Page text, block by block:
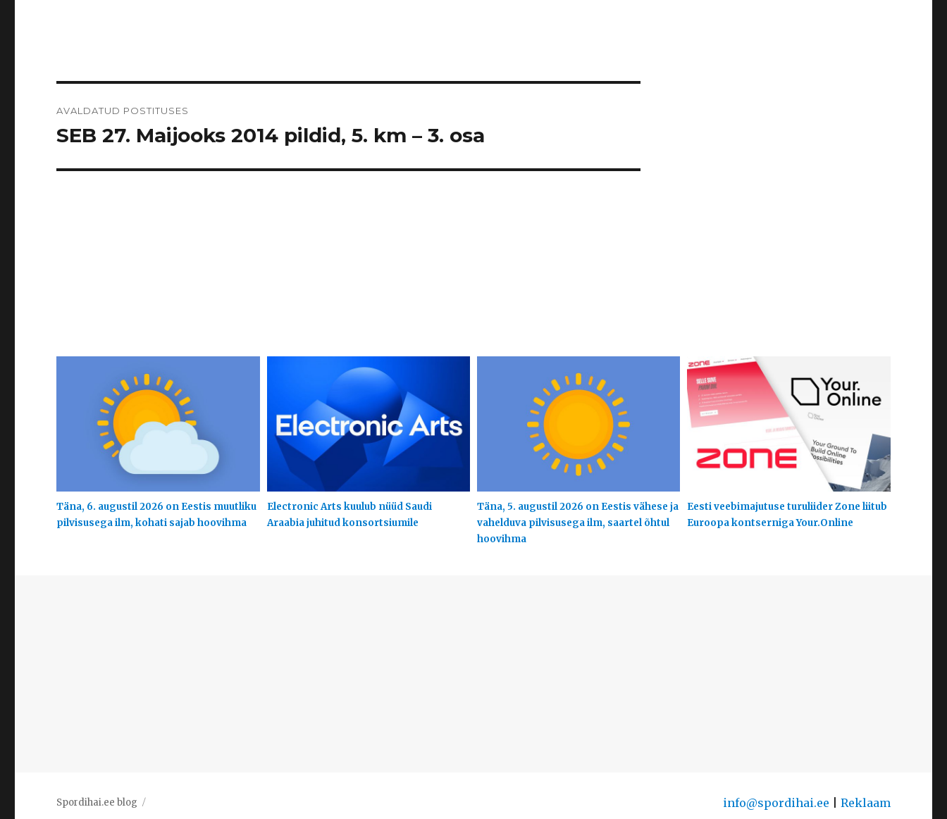
AVALDATUD POSTITUSES
SEB 27. Maijooks 2014 pildid, 5. km – 3. osa
Täna, 6. augustil 2026 on Eestis muutliku
pilvisusega ilm, kohati sajab hoovihma
Electronic Arts kuulub nüüd Saudi
Araabia juhitud konsortsiumile
Täna, 5. augustil 2026 on Eestis vähese ja
vahelduva pilvisusega ilm, saartel õhtul
hoovihma
Eesti veebimajutuse turuliider Zone liitub
Euroopa kontserniga Your.Online
Spordihai.ee blog info@spordihai.ee Reklaam